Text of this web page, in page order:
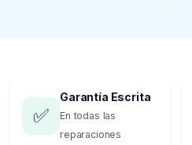
✅
Garantía Escrita
En todas las
reparaciones